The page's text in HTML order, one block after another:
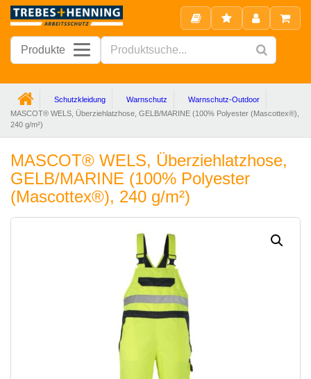
Produkte
Schutzkleidung Warnschutz
Warnschutz-Outdoor
MASCOT® WELS, Überziehlatzhose, GELB/MARINE (100% Polyester (Mascottex®),
240 g/m²)
MASCOT® WELS, Überziehlatzhose,
GELB/MARINE (100% Polyester
(Mascottex®), 240 g/m²)